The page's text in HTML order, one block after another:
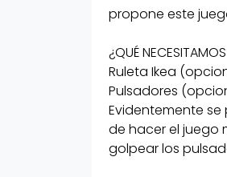
¿QUÉ CONTIENE
Póster de frutas
Tarjeta de fruta
jugadores)
Tarjeta de
jugadores)
propone este
¿QUÉ
Ruleta Ikea
Pulsadores
Evidentemente
de hacer el juego
golpear los